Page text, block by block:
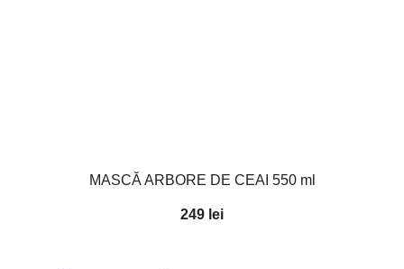
MASCĂ ARBORE DE CEAI 550 ml
249 lei